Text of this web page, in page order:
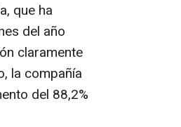
que ha
del año
claramente
la compañía
del 88,2%